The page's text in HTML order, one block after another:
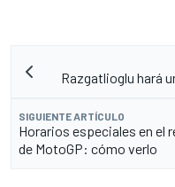
Razgatlioglu hará
SIGUIENTE ARTÍCULO
Horarios especiales en el
de MotoGP: cómo verlo